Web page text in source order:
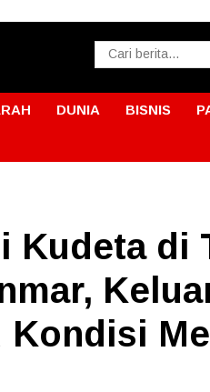
DUNIA BISNIS
Kudeta di
Kondisi